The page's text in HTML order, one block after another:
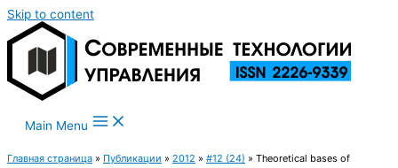
Skip to content
Main Menu
Главная страница » Публикации » 2012 » #12 (24) » Theoretical bases of